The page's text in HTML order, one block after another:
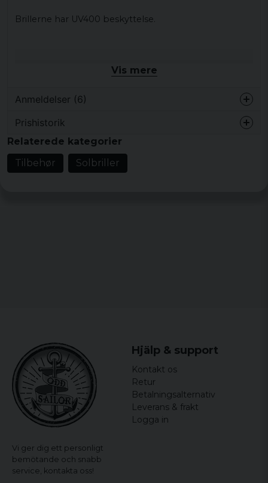
Brillerne har UV400 beskyttelse.
Vis mere
Anmeldelser (6)
for 1 år siden
Ronny
for 9 år siden
Köpte silver. Riktigt riktigt snygga! Har fått
komplimanger!
Prishistorik
Relaterede kategorier
Tilbehør
Solbriller
Vi ger dig ett personligt
bemötande och snabb
service, kontakta oss!
Hjälp & support
Kontakt os
Retur
Betalningsalternativ
Leverans & frakt
Logga in